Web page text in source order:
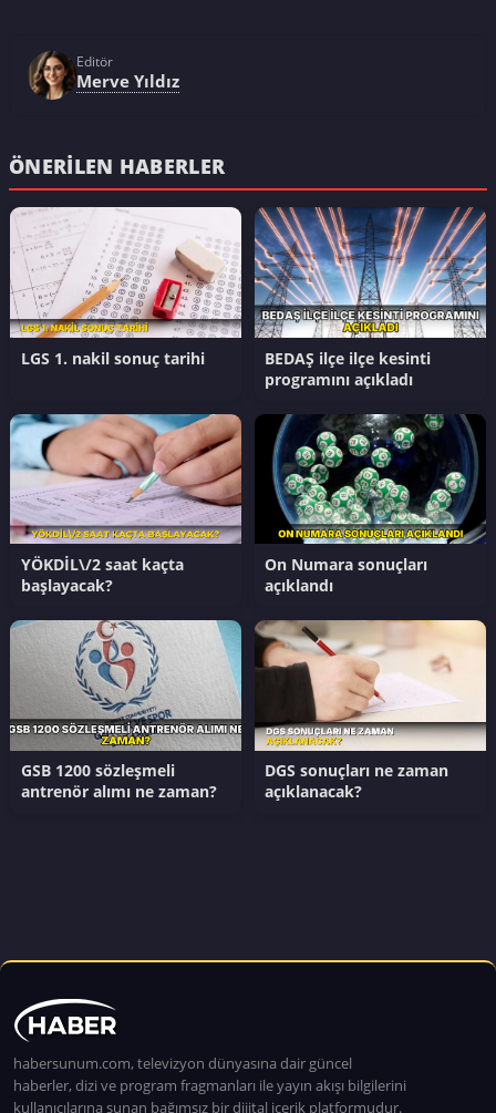
Editör
Merve Yıldız
ÖNERILEN HABERLER
LGS 1. nakil sonuç tarihi
BEDAŞ ilçe ilçe kesinti
programını açıkladı
YÖKDİL\/2 saat kaçta
başlayacak?
On Numara sonuçları
açıklandı
GSB 1200 sözleşmeli
antrenör alımı ne zaman?
DGS sonuçları ne zaman
açıklanacak?
habersunum.com, televizyon dünyasına dair güncel
haberler, dizi ve program fragmanları ile yayın akışı bilgilerini
kullanıcılarına sunan bağımsız bir dijital içerik platformudur.